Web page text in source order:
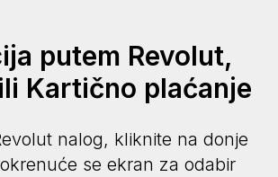
putem Revolut,
Kartično plaćanje
nalog, kliknite na donje
se ekran za odabir